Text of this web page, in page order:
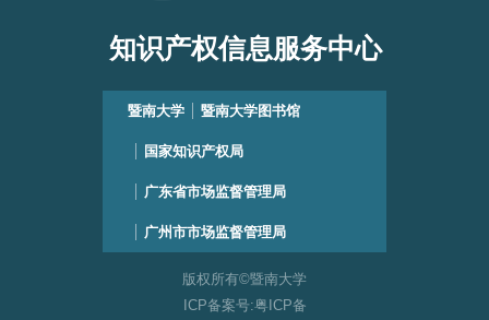
知识产权信息服务中心
暨南大学 暨南大学图书馆
国家知识产权局
广东省市场监督管理局
广州市市场监督管理局
版权所有©暨南大学
ICP备案号:粤ICP备